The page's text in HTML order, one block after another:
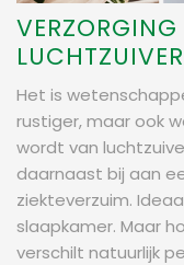
Het is
rustiger, maar ook
wordt van
daarnaast bij aan
ziekteverzuim.
slaapkamer. Maar
verschilt natuurlijk